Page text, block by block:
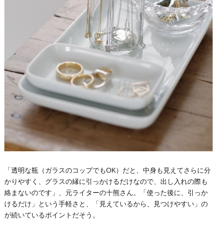
「透明な瓶（ガラスのコップでもOK）だと、中身も見えてさらに分
かりやすく、グラスの縁に引っかけるだけなので、出し入れの際も
絡まないのです」、元ライターの十熊さん。「使った後に、引っか
けるだけ」という手軽さと、「見えているから、見つけやすい」の
が続いているポイントだそう。